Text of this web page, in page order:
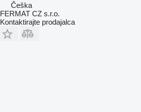
Češka
FERMAT CZ s.r.o.
Kontaktirajte prodajalca